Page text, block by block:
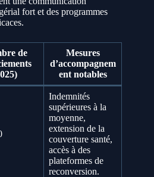
fort et des programmes
de
Mesures
d’accompagnem
ent notables
Indemnités
supérieures à la
moyenne,
extension de la
couverture santé,
accès à des
plateformes de
reconversion.